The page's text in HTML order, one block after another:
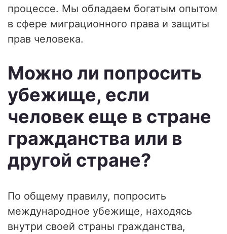
процессе. Мы обладаем богатым опытом
в сфере миграционного права и защиты
прав человека.
Можно ли попросить
убежище, если
человек еще в стране
гражданства или в
другой стране?
По общему правилу, попросить
международное убежище, находясь
внутри своей страны гражданства,